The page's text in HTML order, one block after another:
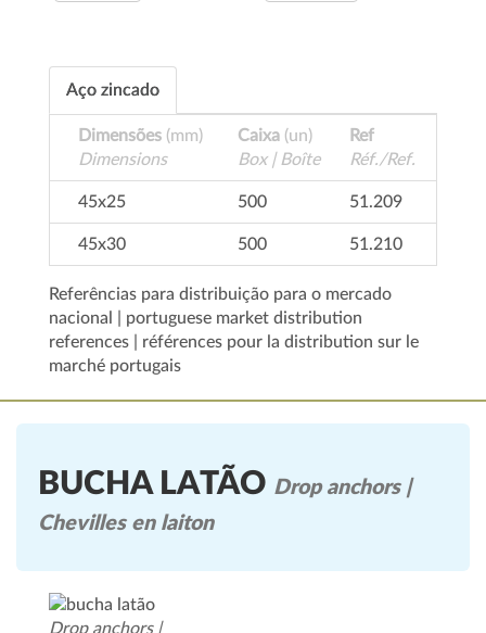
Aço zincado
Dimensões (mm)
Dimensions
Caixa (un)
Box | Boîte
Ref
Réf./Ref.
45x25 500 51.209
45x30 500 51.210
Referências para distribuição para o mercado
nacional | portuguese market distribution
references | références pour la distribution sur le
marché portugais
BUCHA LATÃO Drop anchors |
Chevilles en laiton
Drop anchors |